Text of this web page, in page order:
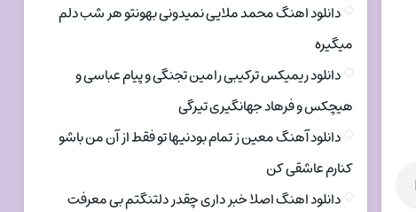
دانلود اهنگ محمد ملایی نمیدونی بهونتو هر شب دلم
میگیره
دانلود ریمیکس ترکیبی رامین تجنگی و پیام عباسی و
هیچکس و فرهاد جهانگیری تیرگی
دانلود آهنگ معین ز تمام بودنیها تو فقط از آن من باشو
کنارم عاشقی کن
دانلود اهنگ اصلا خبر داری چقدر دلتنگتم بی معرفت